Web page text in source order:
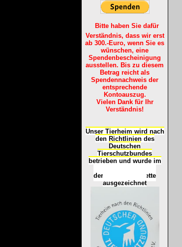
Bitte haben Sie dafür
Verständnis, dass wir erst
ab 300.-Euro, wenn Sie es
wünschen, eine
Spendenbescheinigung
ausstellen. Bis zu diesem
Betrag reicht als
Spendennachweis der
entsprechende
Kontoauszug.
Vielen Dank für Ihr
Verständnis!
Unser Tierheim wird nach
den Richtlinien des
Deutschen
Tierschutzbundes
betrieben und wurde im
der
Tierheimplakette
ausgezeichnet